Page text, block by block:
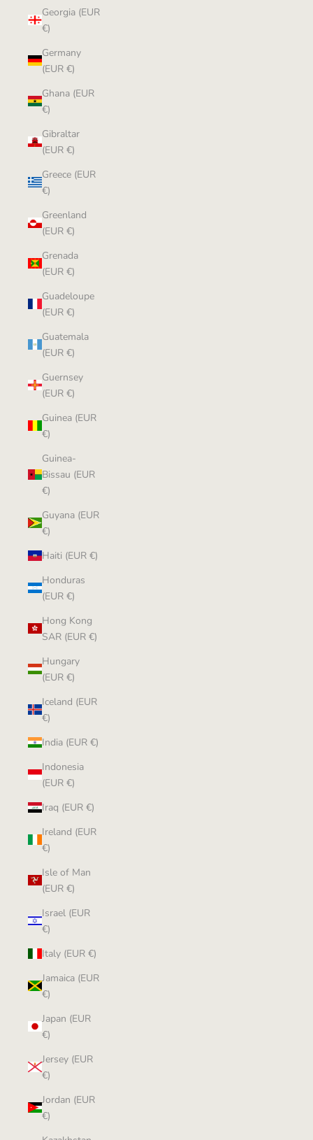
Georgia (EUR
€)
Germany
(EUR €)
Ghana (EUR
€)
Gibraltar
(EUR €)
Greece (EUR
€)
Greenland
(EUR €)
Grenada
(EUR €)
Guadeloupe
(EUR €)
Guatemala
(EUR €)
Guernsey
(EUR €)
Guinea (EUR
€)
Guinea-
Bissau (EUR
€)
Guyana (EUR
€)
Haiti (EUR €)
Honduras
(EUR €)
Hong Kong
SAR (EUR €)
Hungary
(EUR €)
Iceland (EUR
€)
India (EUR €)
Indonesia
(EUR €)
Iraq (EUR €)
Ireland (EUR
€)
Isle of Man
(EUR €)
Israel (EUR
€)
Italy (EUR €)
Jamaica (EUR
€)
Japan (EUR
€)
Jersey (EUR
€)
Jordan (EUR
€)